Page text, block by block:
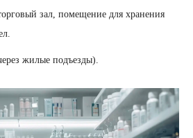
зал, помещение для хранения
жилые подъезды).